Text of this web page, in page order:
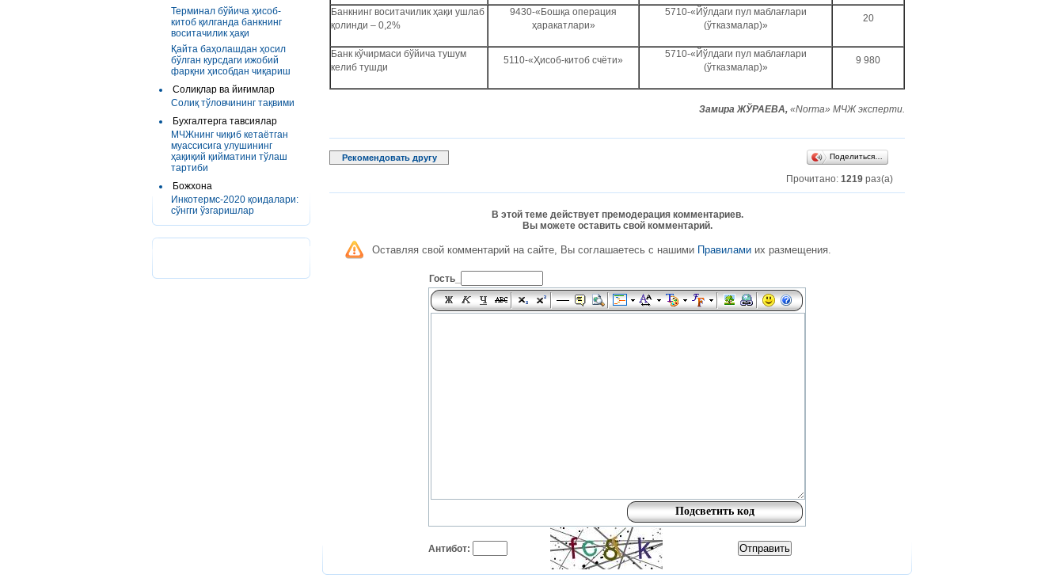
Терминал бўйича ҳисоб-
китоб қилганда банкнинг
воситачилик ҳақи
Қайта баҳолашдан ҳосил
бўлган курсдаги ижобий
фарқни ҳисобдан чиқариш
Солиқлар ва йиғимлар
Солиқ тўловчининг тақвими
Бухгалтерга тавсиялар
МЧЖнинг чиқиб кетаётган
муассисига улушининг
ҳақиқий қийматини тўлаш
тартиби
Божхона
Инкотермс-2020 қоидалари:
сўнгги ўзгаришлар
Банкнинг воситачилик ҳақи ушлаб
қолинди – 0,2%
9430-«Бошқа операция
ҳаракатлари»
5710-«Йўлдаги пул маблағлари
(ўтказмалар)»
20
Банк кўчирмаси бўйича тушум
келиб тушди
5110-«Ҳисоб-китоб счёти»
5710-«Йўлдаги пул маблағлари
(ўтказмалар)»
9 980
Замира ЖЎРАЕВА, «Norma» МЧЖ эксперти.
Рекомендовать другу Поделиться…
Прочитано: 1219 раз(а)
В этой теме действует премодерация комментариев.
Вы можете оставить свой комментарий.
Оставляя свой комментарий на сайте, Вы соглашаетесь с нашими Правилами их размещения.
Гость_
Антибот: